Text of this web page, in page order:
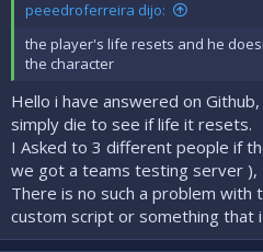
peeedroferreira dijo:
the player's life resets and he
the character
Hello i have answered on
simply die to see if life it resets.
I Asked to 3 different people if
we got a teams testing server ),
There is no such a problem with
custom script or something that i